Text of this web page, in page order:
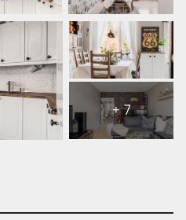
+ 7
Visa
alla
13
bilder